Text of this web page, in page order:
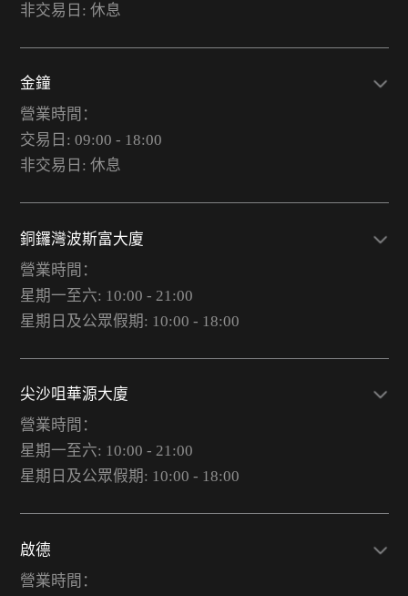
非交易日: 休息
金鐘
營業時間：
交易日: 09:00 - 18:00
非交易日: 休息
銅鑼灣波斯富大廈
營業時間：
星期一至六: 10:00 - 21:00
星期日及公眾假期: 10:00 - 18:00
尖沙咀華源大廈
營業時間：
星期一至六: 10:00 - 21:00
星期日及公眾假期: 10:00 - 18:00
啟德
營業時間：